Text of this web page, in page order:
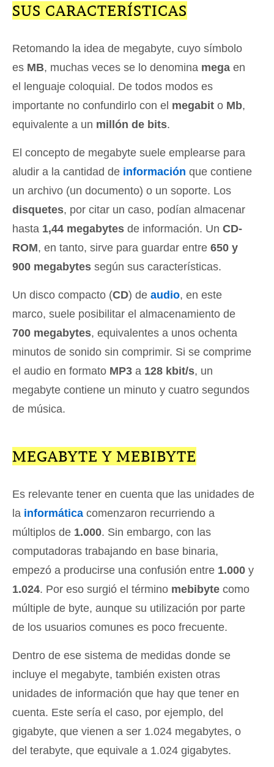
SUS CARACTERÍSTICAS
Retomando la idea de megabyte, cuyo símbolo
es MB, muchas veces se lo denomina mega en
el lenguaje coloquial. De todos modos es
importante no confundirlo con el megabit o Mb,
equivalente a un millón de bits.
El concepto de megabyte suele emplearse para
aludir a la cantidad de información que contiene
un archivo (un documento) o un soporte. Los
disquetes, por citar un caso, podían almacenar
hasta 1,44 megabytes de información. Un CD-
ROM, en tanto, sirve para guardar entre 650 y
900 megabytes según sus características.
Un disco compacto (CD) de audio, en este
marco, suele posibilitar el almacenamiento de
700 megabytes, equivalentes a unos ochenta
minutos de sonido sin comprimir. Si se comprime
el audio en formato MP3 a 128 kbit/s, un
megabyte contiene un minuto y cuatro segundos
de música.
MEGABYTE Y MEBIBYTE
Es relevante tener en cuenta que las unidades de
la informática comenzaron recurriendo a
múltiplos de 1.000. Sin embargo, con las
computadoras trabajando en base binaria,
empezó a producirse una confusión entre 1.000 y
1.024. Por eso surgió el término mebibyte como
múltiple de byte, aunque su utilización por parte
de los usuarios comunes es poco frecuente.
Dentro de ese sistema de medidas donde se
incluye el megabyte, también existen otras
unidades de información que hay que tener en
cuenta. Este sería el caso, por ejemplo, del
gigabyte, que vienen a ser 1.024 megabytes, o
del terabyte, que equivale a 1.024 gigabytes.